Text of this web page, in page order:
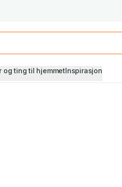
og ting til hjemmetInspirasjon